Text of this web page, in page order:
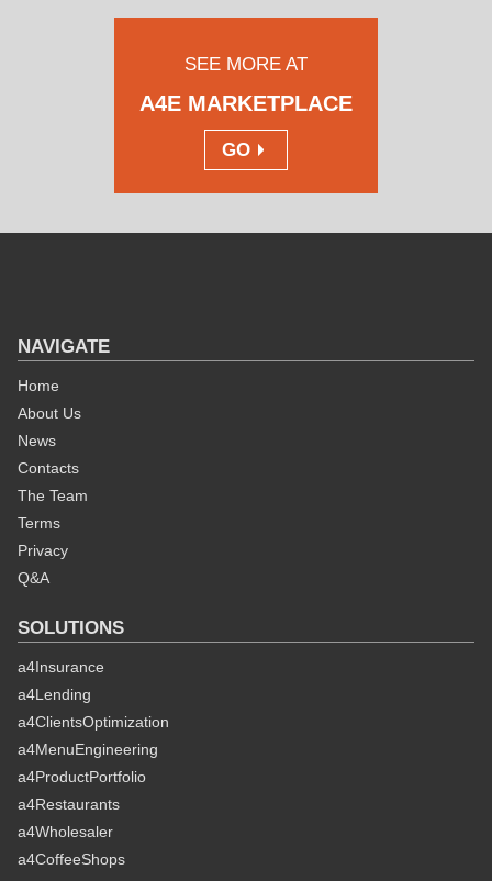
SEE MORE AT
A4E MARKETPLACE
GO
NAVIGATE
Home
About Us
News
Contacts
The Team
Terms
Privacy
Q&A
SOLUTIONS
a4Insurance
a4Lending
a4ClientsOptimization
a4MenuEngineering
a4ProductPortfolio
a4Restaurants
a4Wholesaler
a4CoffeeShops